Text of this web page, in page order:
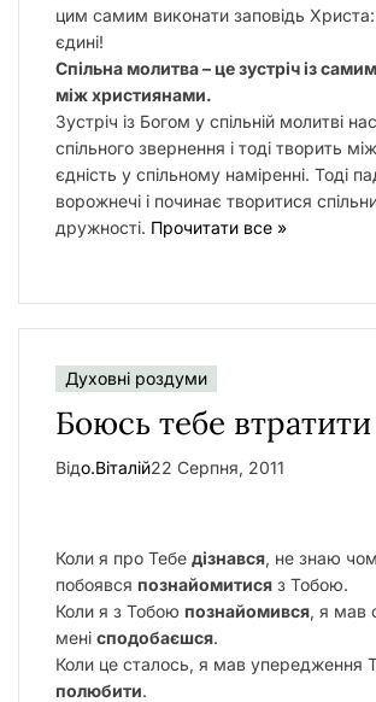
цим самим виконати заповідь
єдині!
Спільна молитва – це зустріч із
між християнами.
Зустріч із Богом у спільній молитві
спільного звернення і тоді творить
єдність у спільному наміренні. Тоді
ворожнечі і починає творитися
дружності. Прочитати все »
Духовні роздуми
Боюсь тебе втратити
Відо.Віталій22 Серпня, 2011
Коли я про Тебе дізнався, не знаю
побоявся познайомитися з Тобою.
Коли я з Тобою познайомився, я мав
мені сподобаєшся.
Коли це сталось, я мав упередження
полюбити.